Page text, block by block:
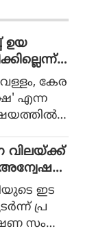
ഉറ
ഇ
ചടങ്ങില്‍
ജനറല്‍
ഉയ
കേര
എന്ന
പ
പറ
വിലയ്ക്ക്
അന്വേഷ
ഇട
പ്ര
സംഘ